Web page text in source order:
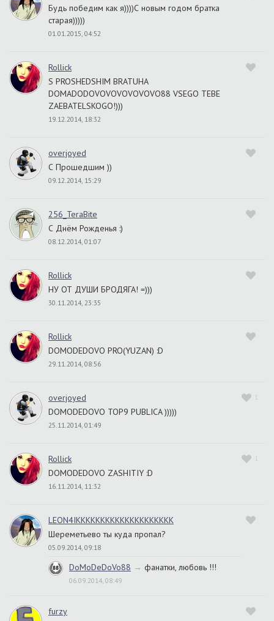
Будь победим как я))))С новым годом братка
старая)))))
01.01.2015, 04:52
Rollick
S PROSHEDSHIM BRATUHA
DOMADODOVOVOVOVOVOVO88 VSEGO TEBE
ZAEBATELSKOGO!)))
19.12.2014, 18:32
overjoyed
С Прошедшим ))
09.12.2014, 15:29
256_TeraBite
С Днём Рожденья :)
08.12.2014, 01:07
Rollick
НУ ОТ ДУШИ БРОДЯГА! =)))
30.11.2014, 23:35
Rollick
DOMODEDOVO PRO(YUZAN) :D
29.11.2014, 08:56
1
overjoyed
DOMODEDOVO TOP9 PUBLICA )))))
25.11.2014, 01:49
1
Rollick
DOMODEDOVO ZASHITIY :D
16.11.2014, 11:32
LEON4IKKKKKKKKKKKKKKKKKKKK
Шереметьево ты куда пропал?
05.09.2014, 09:18
DoMoDeDoVo88 → фанатки, любовь !!!
06.09.2014, 08:49
furzy